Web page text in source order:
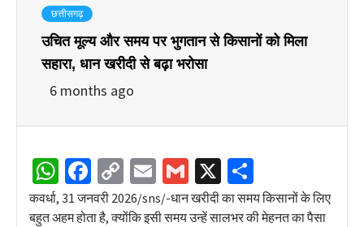
छत्तीसगढ़
उचित मूल्य और समय पर भुगतान से किसानों को मिला
सहारा, धान खरीदी से बढ़ा भरोसा
6 months ago
WhatsApp
Facebook
Copy
Link
EmailGmail
X
कवर्धा, 31 जनवरी 2026/sns/-धान खरीदी का समय किसानों के लिए
बहुत अहम होता है, क्योंकि इसी समय उन्हें सालभर की मेहनत का पैसा